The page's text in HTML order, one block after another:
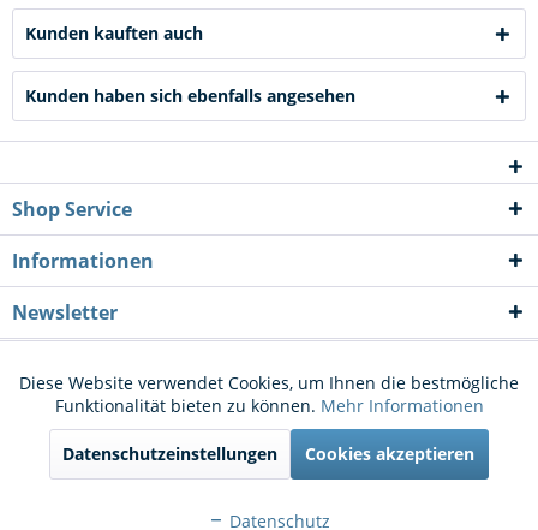
Kunden kauften auch
Kunden haben sich ebenfalls angesehen
Shop Service
Informationen
Newsletter
* Alle Preise inkl. gesetzl. Mehrwertsteuer zzgl.Versandkostenund ggf.
Nachnahmegebühren, wenn nicht anders beschrieben
Cookie-Einstellungen
Kontakt
Funktionale Aktiv
Marketing Aktiv
Diese Website verwendet Cookies, um Ihnen die bestmögliche
Funktionalität bieten zu können. Mehr Informationen
Datenschutzeinstellungen Cookies akzeptieren
Datenschutz